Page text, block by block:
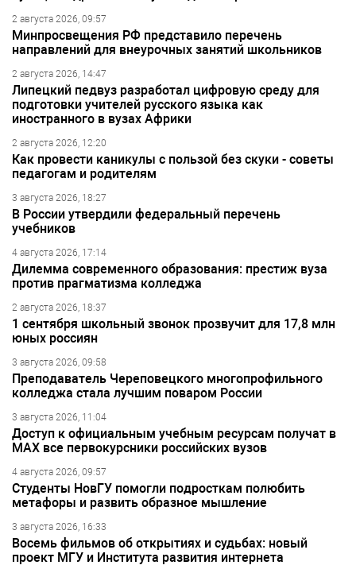
2 августа 2026, 09:57
Минпросвещения РФ представило перечень
направлений для внеурочных занятий школьников
2 августа 2026, 14:47
Липецкий педвуз разработал цифровую среду для
подготовки учителей русского языка как
иностранного в вузах Африки
2 августа 2026, 12:20
Как провести каникулы с пользой без скуки - советы
педагогам и родителям
3 августа 2026, 18:27
В России утвердили федеральный перечень
учебников
4 августа 2026, 17:14
Дилемма современного образования: престиж вуза
против прагматизма колледжа
2 августа 2026, 18:37
1 сентября школьный звонок прозвучит для 17,8 млн
юных россиян
3 августа 2026, 09:58
Преподаватель Череповецкого многопрофильного
колледжа стала лучшим поваром России
3 августа 2026, 11:04
Доступ к официальным учебным ресурсам получат в
МАХ все первокурсники российских вузов
4 августа 2026, 09:57
Студенты НовГУ помогли подросткам полюбить
метафоры и развить образное мышление
3 августа 2026, 16:33
Восемь фильмов об открытиях и судьбах: новый
проект МГУ и Института развития интернета